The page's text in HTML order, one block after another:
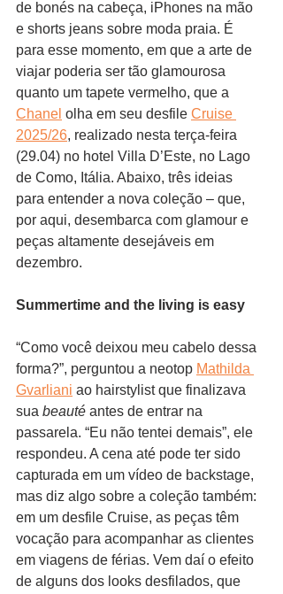
de bonés na cabeça, iPhones na mão
e shorts jeans sobre moda praia. É
para esse momento, em que a arte de
viajar poderia ser tão glamourosa
quanto um tapete vermelho, que a
Chanel olha em seu desfile Cruise
2025/26, realizado nesta terça-feira
(29.04) no hotel Villa D’Este, no Lago
de Como, Itália. Abaixo, três ideias
para entender a nova coleção – que,
por aqui, desembarca com glamour e
peças altamente desejáveis em
dezembro.
Summertime and the living is easy
“Como você deixou meu cabelo dessa
forma?”, perguntou a neotop Mathilda
Gvarliani ao hairstylist que finalizava
sua beauté antes de entrar na
passarela. “Eu não tentei demais”, ele
respondeu. A cena até pode ter sido
capturada em um vídeo de backstage,
mas diz algo sobre a coleção também:
em um desfile Cruise, as peças têm
vocação para acompanhar as clientes
em viagens de férias. Vem daí o efeito
de alguns dos looks desfilados, que